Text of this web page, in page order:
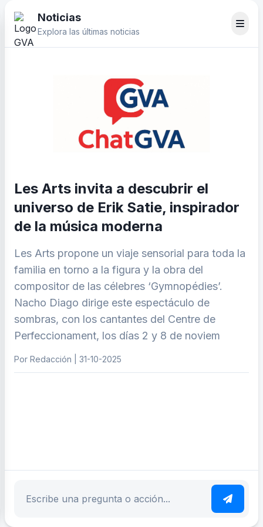
Noticias
Explora las últimas noticias
Les Arts invita a descubrir el
universo de Erik Satie, inspirador
de la música moderna
Les Arts propone un viaje sensorial para toda la
familia en torno a la figura y la obra del
compositor de las célebres ‘Gymnopédies’.
Nacho Diago dirige este espectáculo de
sombras, con los cantantes del Centre de
Perfeccionament, los días 2 y 8 de noviem
Por Redacción | 31-10-2025
Escribe tu pregunta